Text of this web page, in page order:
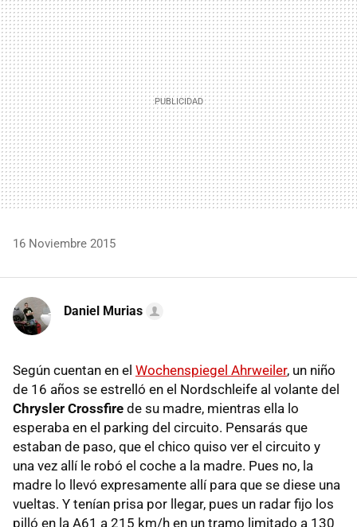
MAIL
16 Noviembre 2015
Daniel Murias
Según cuentan en el Wochenspiegel Ahrweiler, un niño
de 16 años se estrelló en el Nordschleife al volante del
Chrysler Crossfire de su madre, mientras ella lo
esperaba en el parking del circuito. Pensarás que
estaban de paso, que el chico quiso ver el circuito y
una vez allí le robó el coche a la madre. Pues no, la
madre lo llevó expresamente allí para que se diese una
vueltas. Y tenían prisa por llegar, pues un radar fijo los
pilló en la A61 a 215 km/h en un tramo limitado a 130